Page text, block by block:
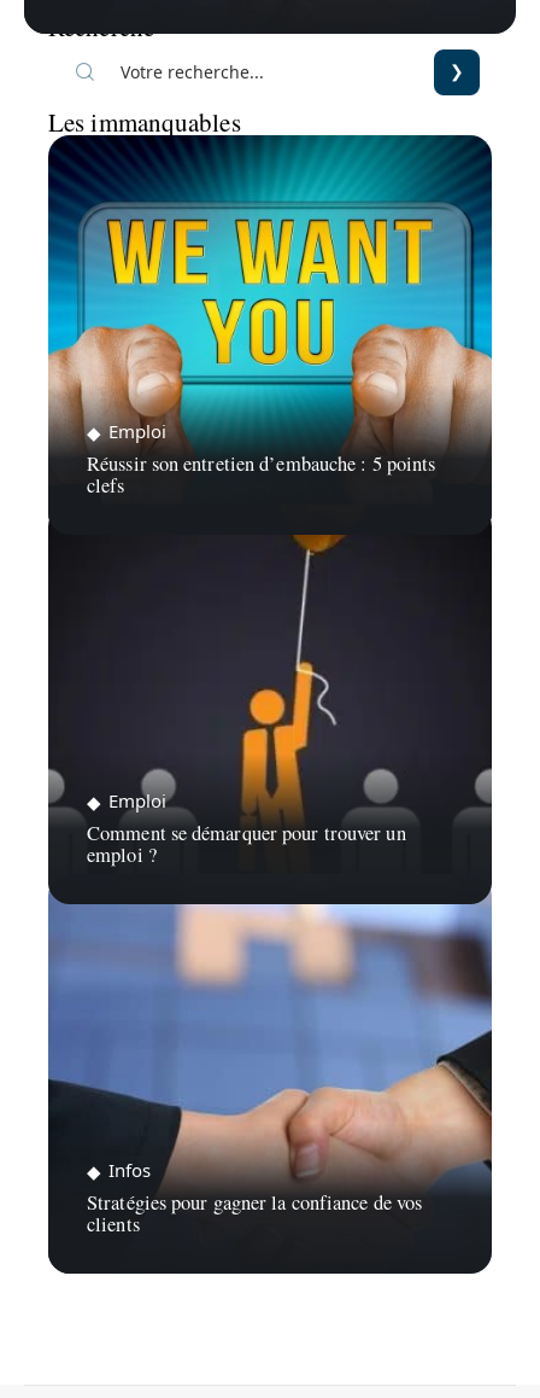
Recherche
Les immanquables
Emploi
Réussir son entretien d’embauche : 5 points
clefs
Emploi
Comment se démarquer pour trouver un
emploi ?
Infos
Stratégies pour gagner la confiance de vos
clients